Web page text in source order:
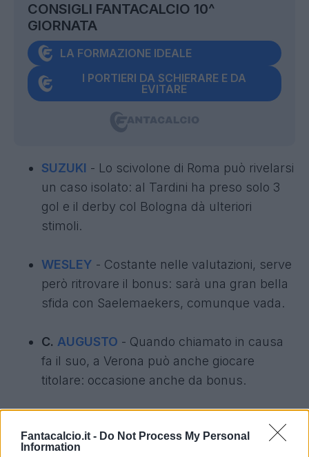
Fantacalcio.it - Do Not Process My Personal
Information
CONSIGLI FANTACALCIO 10^
GIORNATA
LA FORMAZIONE IDEALE
I PORTIERI DA SCHIERARE E DA
EVITARE
SUZUKI - Lo scivolone di Roma può rivelarsi
un caso isolato: al Tardini ha preso solo 3
gol e il derby col Bologna dà ulteriori
stimoli.
WESLEY - Costante nelle valutazioni, serve
però ritrovare il bonus: sarà una gran bella
sfida con Saelemaekers, comunque vada.
C. AUGUSTO - Quando chiamato in causa
fa il suo, a Verona può anche giocare
titolare: occasione anche da bonus.
ha preso gol e lui ha ottenuto due 6.5: un